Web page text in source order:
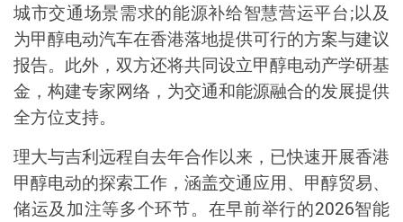
城市交通场景需求的能源补给智慧营运平台;以及
为甲醇电动汽车在香港落地提供可行的方案与建议
报告。此外，双方还将共同设立甲醇电动产学研基
金，构建专家网络，为交通和能源融合的发展提供
全方位支持。
理大与吉利远程自去年合作以来，已快速开展香港
甲醇电动的探索工作，涵盖交通应用、甲醇贸易、
储运及加注等多个环节。在早前举行的2026智能